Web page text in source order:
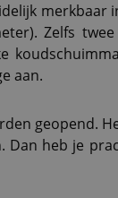
merkbaar
Zelfs twee
aan.
geopend.
heb je